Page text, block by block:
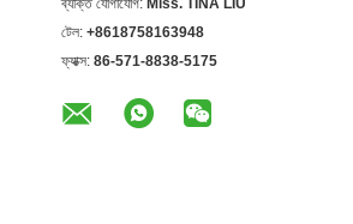
ব্যক্তি যোগাযোগ: Miss. TINA LIU
টেল: +8618758163948
ফ্যাক্স: 86-571-8838-5175